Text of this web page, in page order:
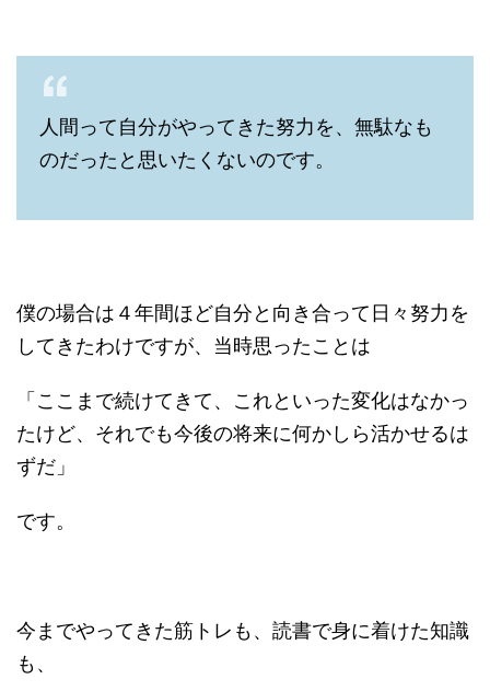
人間って自分がやってきた努力を、無駄なも
のだったと思いたくないのです。
僕の場合は４年間ほど自分と向き合って日々努力を
してきたわけですが、当時思ったことは
「ここまで続けてきて、これといった変化はなかっ
たけど、それでも今後の将来に何かしら活かせるは
ずだ」
です。
今までやってきた筋トレも、読書で身に着けた知識
も、